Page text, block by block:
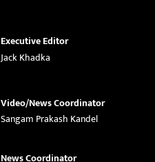
Executive Editor
Jack Khadka
Video/News Coordinator
Sangam Prakash Kandel
News Coordinator